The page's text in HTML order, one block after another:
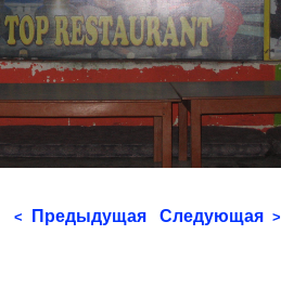
< Предыдущая Следующая >